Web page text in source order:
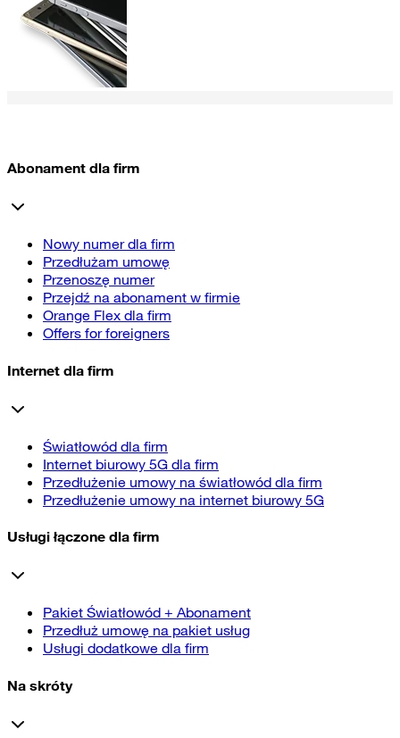
Abonament dla firm
Nowy numer dla firm
Przedłużam umowę
Przenoszę numer
Przejdź na abonament w firmie
Orange Flex dla firm
Offers for foreigners
Internet dla firm
Światłowód dla firm
Internet biurowy 5G dla firm
Przedłużenie umowy na światłowód dla firm
Przedłużenie umowy na internet biurowy 5G
Usługi łączone dla firm
Pakiet Światłowód + Abonament
Przedłuż umowę na pakiet usług
Usługi dodatkowe dla firm
Na skróty